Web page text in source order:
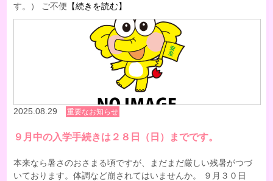
す。） ご不便 【続きを読む】
2025.08.29 重要なお知らせ
９月中の入学手続きは２８日（日）までです。
本来なら暑さのおさまる頃ですが、まだまだ厳しい残暑がつづ
いております。体調など崩されてはいませんか。 ９月３０日